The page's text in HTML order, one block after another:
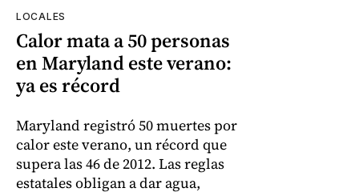
LOCALES
Calor mata a 50 personas
en Maryland este verano:
ya es récord
Maryland registró 50 muertes por
calor este verano, un récord que
supera las 46 de 2012. Las reglas
estatales obligan a dar agua,